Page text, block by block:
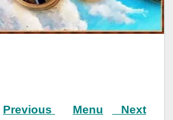
Previous Menu Next